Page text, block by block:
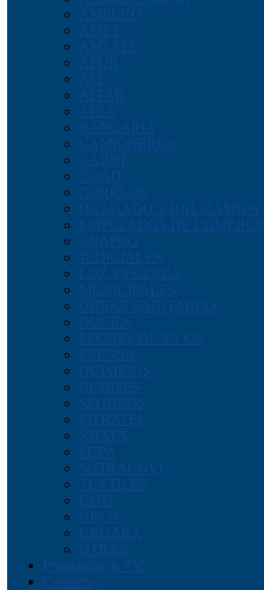
AMECRO
AMET
AMSAFE
APUR
ATE
ATFAR
ATSA
BANCARIA
CAMIONEROS
CARNE
COAD
CORREOS
DRAGADO Y
EMPLEADOS DE
ENAPRO
JUDICIALES
LUZ Y FUERZA
MUNICIPALES
OBRAS SANITARIAS
OUCRA
PEONES DE TAXIS
PRENSA
QUIMICOS
REMISES
SEGUROS
SITRATEL
SMATA
SUPA
SUTRACOVI
TEXTILES
UOM
UPCN
URGARA
OTRAS
Programas de TV
Contacto